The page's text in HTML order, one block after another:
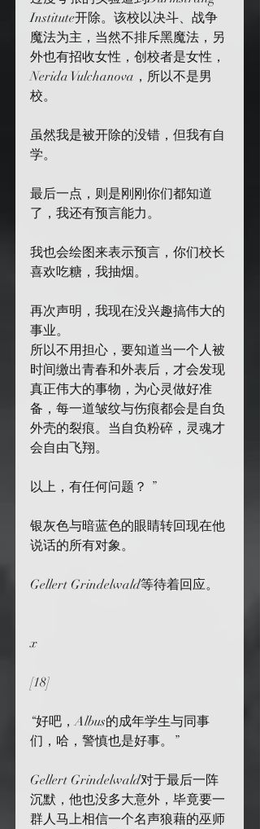
Institute开除。该校以决斗、战争
魔法为主，当然不排斥黑魔法，另
外也有招收女性，创校者是女性，
Nerida Vulchanova，所以不是男
校。
虽然我是被开除的没错，但我有自
学。
最后一点，则是刚刚你们都知道
了，我还有预言能力。
我也会绘图来表示预言，你们校长
喜欢吃糖，我抽烟。
再次声明，我现在没兴趣搞伟大的
事业。
所以不用担心，要知道当一个人被
时间缴出青春和外表后，才会发现
真正伟大的事物，为心灵做好准
备，每一道皱纹与伤痕都会是自负
外壳的裂痕。当自负粉碎，灵魂才
会自由飞翔。
以上，有任何问题？ ”
银灰色与暗蓝色的眼睛转回现在他
说话的所有对象。
Gellert Grindelwald等待着回应。
x
[18]
“好吧，Albus的成年学生与同事
们，哈，警慎也是好事。”
Gellert Grindelwald对于最后一阵
沉默，他也没多大意外，毕竟要一
群人马上相信一个名声狼藉的巫师